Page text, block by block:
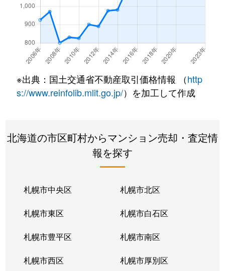
※出典：国土交通省不動産取引価格情報 （http
s://www.reinfolib.mlit.go.jp/）を加工して作成
北海道の市区町村からマンション売却・査定情
報を探す
札幌市中央区 札幌市北区
札幌市東区 札幌市白石区
札幌市豊平区 札幌市南区
札幌市西区 札幌市厚別区